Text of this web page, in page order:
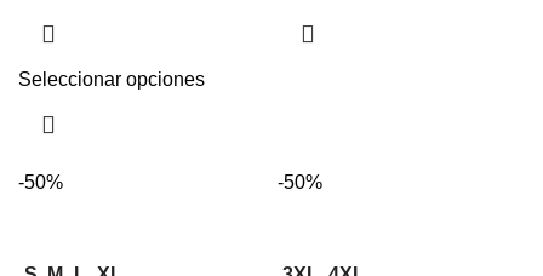
Seleccionar opciones
-50% -50%